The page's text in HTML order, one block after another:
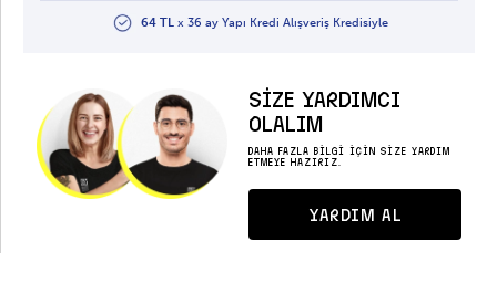
64 TL x 36 ay Yapı Kredi Alışveriş Kredisiyle
SİZE YARDIMCI
OLALIM
DAHA FAZLA BİLGİ İÇİN SİZE YARDIM
ETMEYE HAZIRIZ.
YARDIM AL